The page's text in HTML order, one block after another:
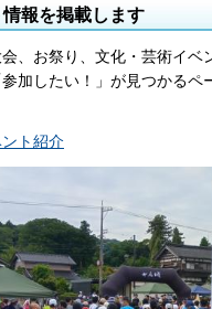
報を掲載します
、お祭り、文化・芸術イ
加したい！」が見つかるペ
ト紹介